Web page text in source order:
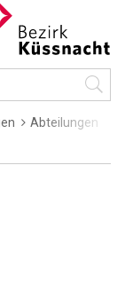
Abteilungen